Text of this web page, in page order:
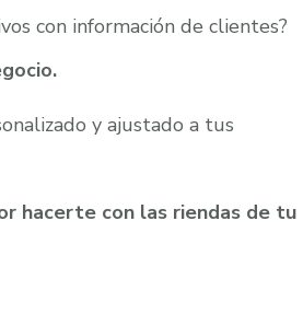
con información de clientes?
y ajustado a tus
hacerte con las riendas de tu